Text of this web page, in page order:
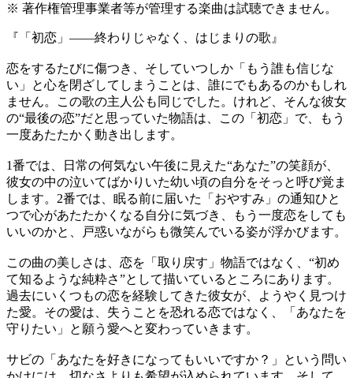
※ 著作権管理事業者等が管理する楽曲は試聴できません。
『「初恋」——終わりじゃなく、はじまりの歌』
恋をするたびに傷つき、そしていつしか「もう誰も信じな
い」と心を閉ざしてしまうことは、誰にでもあるのかもしれ
ません。この歌の主人公も同じでした。けれど、そんな彼女
の“最後の恋”だと思っていた物語は、この「初恋」で、もう
一度あたたかく動き出します。
1番では、日常の何気ない午後に見えた“あなた”の笑顔が、
彼女の中の泣いてばかりいた幼い頃の自分をそっと呼び覚ま
します。2番では、眠る前に届いた「おやすみ」の通知ひと
つで心があたたかくなる自分に気づき、もう一度恋をしても
いいのかと、戸惑いながらも微笑んでいる姿が浮かびます。
この曲の美しさは、恋を「取り戻す」物語ではなく、“初め
て知るような純粋さ”として描いているところにあります。
過去にいくつもの恋を経験してきた彼女が、ようやく見つけ
た愛。その愛は、失うことを恐れる恋ではなく、「あなたを
守りたい」と願う愛へと変わっていきます。
サビの「あなたを好きになってもいいですか？」という問い